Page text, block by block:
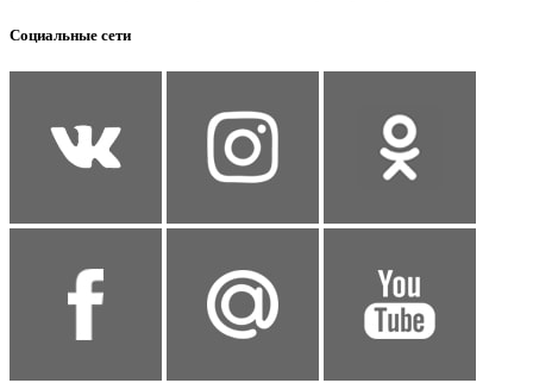
Социальные сети